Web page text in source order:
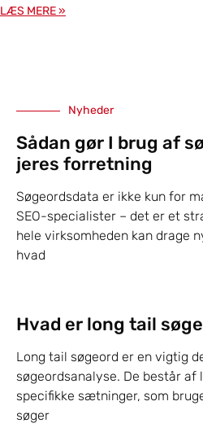
LÆS MERE »
Nyheder
Sådan gør I brug af
jeres forretning
Søgeordsdata er ikke kun for
SEO-specialister – det er et
hele virksomheden kan drage
hvad
Hvad er long tail
Long tail søgeord er en vigtig
søgeordsanalyse. De består
specifikke sætninger, som
søger